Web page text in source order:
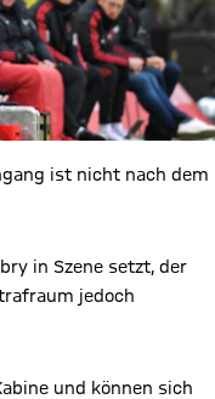
ist nicht nach dem
in Szene setzt, der
jedoch
und können sich